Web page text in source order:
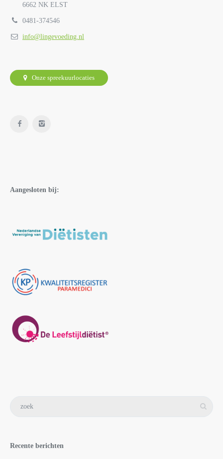
6662 NK ELST
0481-374546
info@lingevoeding.nl
Onze spreekuurlocaties
Aangesloten bij:
Recente berichten